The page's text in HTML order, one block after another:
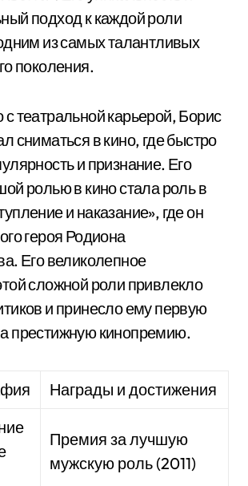
подход к каждой роли
из самых талантливых
поколения.
театральной карьерой, Борис
сниматься в кино, где быстро
и признание. Его
ролью в кино стала роль в
и наказание», где он
героя Родиона
Его великолепное
сложной роли привлекло
и принесло ему первую
престижную кинопремию.
Награды и достижения
Премия за лучшую
мужскую роль (2011)